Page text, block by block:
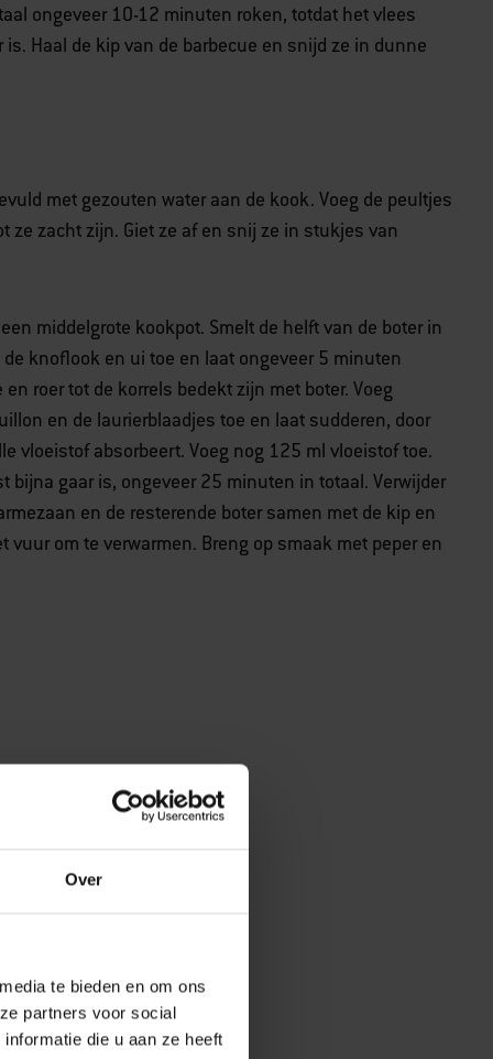
Over
te bieden en om ons
partners voor social
die u aan ze heeft
ongeveer 10-12 minuten roken, totdat het vlees
Haal de kip van de barbecue en snijd ze in dunne
met gezouten water aan de kook. Voeg de peultjes
zacht zijn. Giet ze af en snij ze in stukjes van
middelgrote kookpot. Smelt de helft van de boter in
knoflook en ui toe en laat ongeveer 5 minuten
roer tot de korrels bedekt zijn met boter. Voeg
en de laurierblaadjes toe en laat sudderen, door
vloeistof absorbeert. Voeg nog 125 ml vloeistof toe.
bijna gaar is, ongeveer 25 minuten in totaal. Verwijder
en de resterende boter samen met de kip en
om te verwarmen. Breng op smaak met peper en